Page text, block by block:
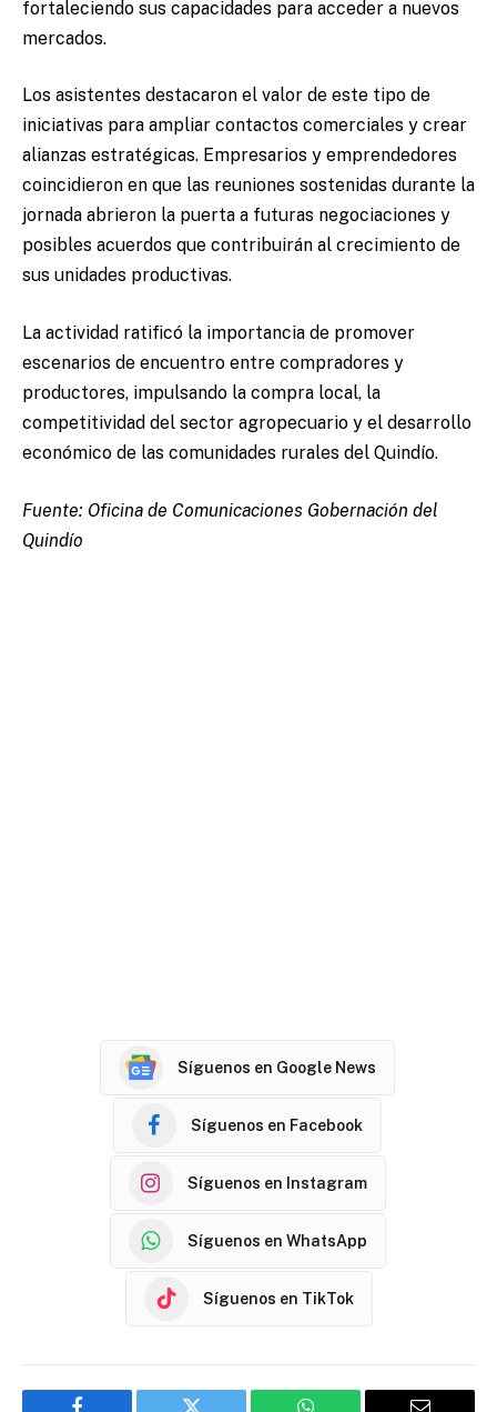
fortaleciendo sus capacidades para acceder a nuevos
mercados.
Los asistentes destacaron el valor de este tipo de
iniciativas para ampliar contactos comerciales y crear
alianzas estratégicas. Empresarios y emprendedores
coincidieron en que las reuniones sostenidas durante la
jornada abrieron la puerta a futuras negociaciones y
posibles acuerdos que contribuirán al crecimiento de
sus unidades productivas.
La actividad ratificó la importancia de promover
escenarios de encuentro entre compradores y
productores, impulsando la compra local, la
competitividad del sector agropecuario y el desarrollo
económico de las comunidades rurales del Quindío.
Fuente: Oficina de Comunicaciones Gobernación del
Quindío
Síguenos en Google News
Síguenos en Facebook
Síguenos en Instagram
Síguenos en WhatsApp
Síguenos en TikTok